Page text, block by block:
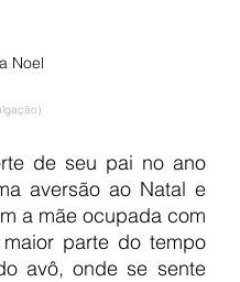
Noel
de seu pai no ano
aversão ao Natal e
a mãe ocupada com
parte do tempo
avô, onde se sente